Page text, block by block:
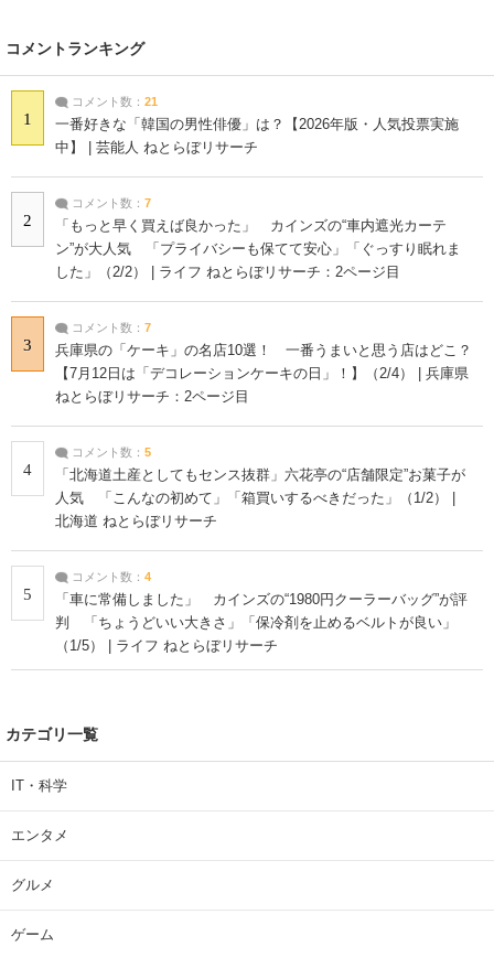
コメントランキング
1
コメント数： 21
一番好きな「韓国の男性俳優」は？【2026年版・人気投票実施
中】 | 芸能人 ねとらぼリサーチ
2
コメント数： 7
「もっと早く買えば良かった」 カインズの“車内遮光カーテ
ン”が大人気 「プライバシーも保てて安心」「ぐっすり眠れま
した」（2/2） | ライフ ねとらぼリサーチ：2ページ目
3
コメント数： 7
兵庫県の「ケーキ」の名店10選！ 一番うまいと思う店はどこ？
【7月12日は「デコレーションケーキの日」！】（2/4） | 兵庫県
ねとらぼリサーチ：2ページ目
4
コメント数： 5
「北海道土産としてもセンス抜群」六花亭の“店舗限定”お菓子が
人気 「こんなの初めて」「箱買いするべきだった」（1/2） |
北海道 ねとらぼリサーチ
5
コメント数： 4
「車に常備しました」 カインズの“1980円クーラーバッグ”が評
判 「ちょうどいい大きさ」「保冷剤を止めるベルトが良い」
（1/5） | ライフ ねとらぼリサーチ
カテゴリ一覧
IT・科学
エンタメ
グルメ
ゲーム